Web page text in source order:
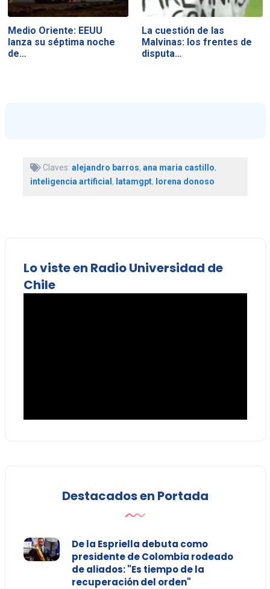
Medio Oriente: EEUU
lanza su séptima noche
de…
La cuestión de las
Malvinas: los frentes de
disputa…
Claves: alejandro barros, ana maria castillo,
inteligencia artificial , latamgpt, lorena donoso
Lo viste en Radio Universidad de
Chile
Destacados en Portada
De la Espriella debuta como
presidente de Colombia rodeado
de aliados: "Es tiempo de la
recuperación del orden"